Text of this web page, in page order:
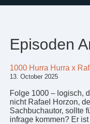
Episoden
1000 Hurra Hurra x
13. October 2025
Folge 1000 – logisch,
nicht Rafael Horzon,
Sachbuchautor, sollte
infrage kommen? Er